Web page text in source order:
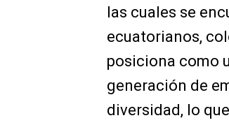
las cuales se
ecuatorianos,
posiciona como
generación de
diversidad, lo